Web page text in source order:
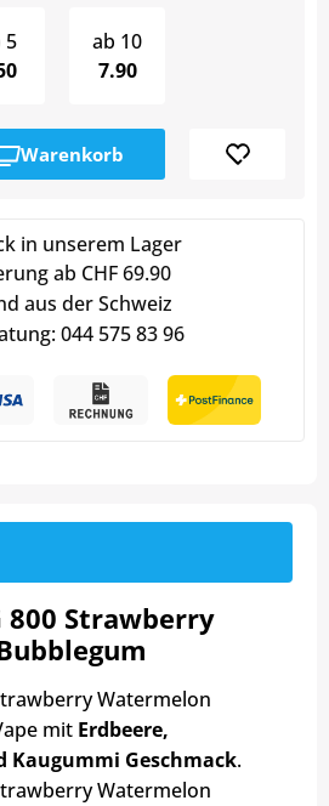
5
ab 10
7.90
Warenkorb
in unserem Lager
ab CHF 69.90
aus der Schweiz
044 575 83 96
800 Strawberry
Watermelon
mit Erdbeere,
Kaugummi Geschmack.
Watermelon